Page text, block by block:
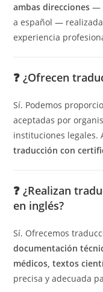
ambas direcciones —
a español —
experiencia
❓¿Ofrecen
Sí. Podemos
aceptadas por
instituciones legales.
traducción con
❓¿Realizan
en inglés?
Sí. Ofrecemos
documentación
médicos, textos
precisa y adecuada